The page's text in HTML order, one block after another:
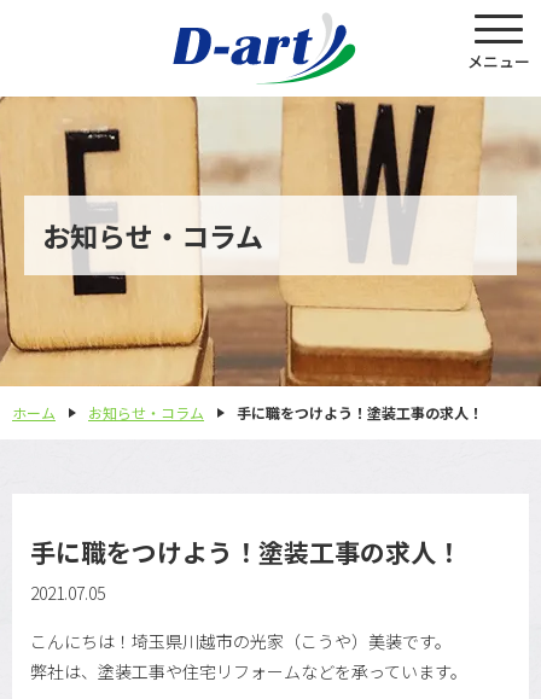
お知らせ・コラム
ホーム お知らせ・コラム 手に職をつけよう！塗装工事の求人！
手に職をつけよう！塗装工事の求人！
2021.07.05
こんにちは！埼玉県川越市の光家（こうや）美装です。
弊社は、塗装工事や住宅リフォームなどを承っています。